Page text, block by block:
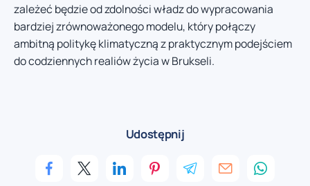
zależeć będzie od zdolności władz do wypracowania
bardziej zrównoważonego modelu, który połączy
ambitną politykę klimatyczną z praktycznym podejściem
do codziennych realiów życia w Brukseli.
Udostępnij